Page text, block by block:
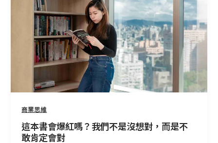
商業思維
這本書會爆紅嗎？我們不是沒想對，而是不
敢肯定會對
嗎？
沒
想
而